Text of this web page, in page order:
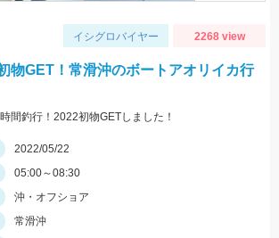
イシグロバイヤー 2268 view
物GET！常滑沖のボートアオリイカ行
間釣行！2022初物GETしました！
2022/05/22
05:00～08:30
沖・オフショア
常滑沖